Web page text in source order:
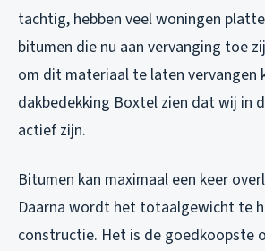
tachtig, hebben veel woningen
bitumen die nu aan vervanging toe
om dit materiaal te laten vervangen
dakbedekking Boxtel zien dat wij in
actief zijn.
Bitumen kan maximaal een keer
Daarna wordt het totaalgewicht te
constructie. Het is de goedkoopste